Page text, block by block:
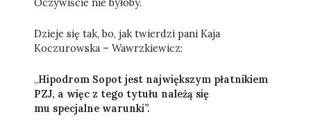
Oczywiście nie byłoby.
Dzieje się tak, bo, jak twierdzi pani Kaja
Koczurowska – Wawrzkiewicz:
„Hipodrom Sopot jest największym płatnikiem
PZJ, a więc z tego tytułu należą się
mu specjalne warunki”.